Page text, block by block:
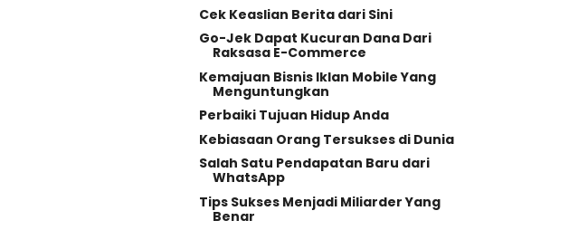
Cek Keaslian Berita dari Sini
Go-Jek Dapat Kucuran Dana Dari
Raksasa E-Commerce
Kemajuan Bisnis Iklan Mobile Yang
Menguntungkan
Perbaiki Tujuan Hidup Anda
Kebiasaan Orang Tersukses di Dunia
Salah Satu Pendapatan Baru dari
WhatsApp
Tips Sukses Menjadi Miliarder Yang
Benar